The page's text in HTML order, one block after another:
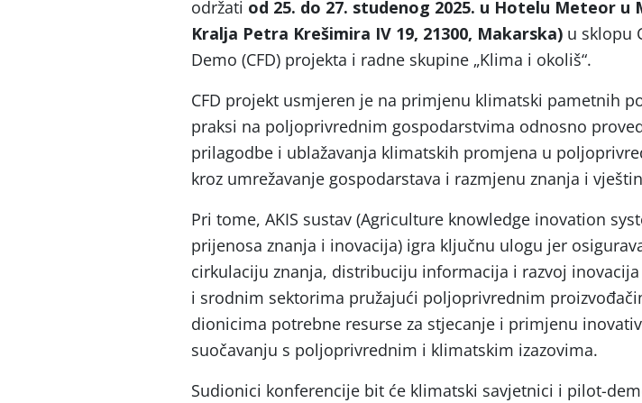
održati od 25. do 27. studenog 2025. u Hotelu Meteor u
Kralja Petra Krešimira IV 19, 21300, Makarska) u sklopu
Demo (CFD) projekta i radne skupine „Klima i okoliš“.
CFD projekt usmjeren je na primjenu klimatski pametnih
praksi na poljoprivrednim gospodarstvima odnosno
prilagodbe i ublažavanja klimatskih promjena u
kroz umrežavanje gospodarstava i razmjenu znanja i
Pri tome, AKIS sustav (Agriculture knowledge inovation
prijenosa znanja i inovacija) igra ključnu ulogu jer
cirkulaciju znanja, distribuciju informacija i razvoj
i srodnim sektorima pružajući poljoprivrednim
dionicima potrebne resurse za stjecanje i primjenu
suočavanju s poljoprivrednim i klimatskim izazovima.
Sudionici konferencije bit će klimatski savjetnici i pilot-